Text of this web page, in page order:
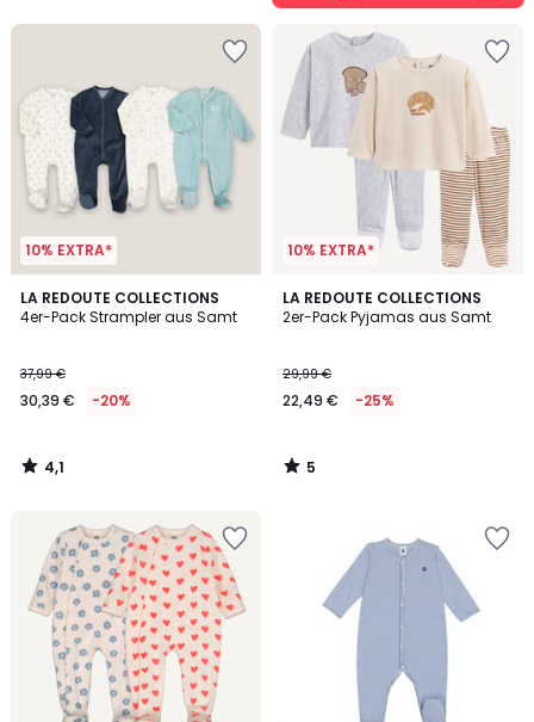
10% EXTRA*
LA REDOUTE COLLECTIONS
4er-Pack Strampler aus Samt
37,99 €
30,39 € -20%
4,1
/ 5
4,1
/
10% EXTRA*
LA REDOUTE COLLECTIONS
2er-Pack Pyjamas aus Samt
29,99 €
22,49 € -25%
5
/
5
/